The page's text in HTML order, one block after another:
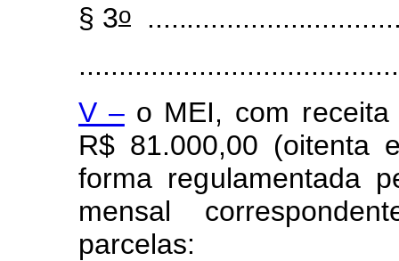
§ 3o
V –o MEI, com re
R$ 81.000,00 (oitenta
forma regulamentada
mensal cor
parcelas: